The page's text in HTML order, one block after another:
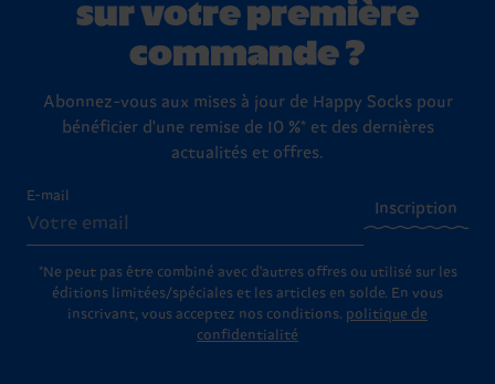
sur votre première
commande ?
Abonnez-vous aux mises à jour de Happy Socks pour
bénéficier d'une remise de 10 %* et des dernières
actualités et offres.
E-mail
Inscription
*Ne peut pas être combiné avec d'autres offres ou utilisé sur les
éditions limitées/spéciales et les articles en solde. En vous
inscrivant, vous acceptez nos conditions. politique de
confidentialité